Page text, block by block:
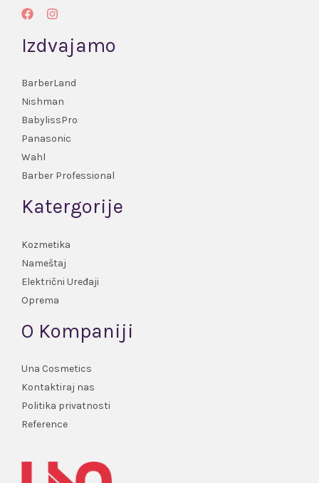
Izdvajamo
BarberLand
Nishman
BabylissPro
Panasonic
Wahl
Barber Professional
Katergorije
Kozmetika
Nameštaj
Električni Uređaji
Oprema
O Kompaniji
Una Cosmetics
Kontaktiraj nas
Politika privatnosti
Reference